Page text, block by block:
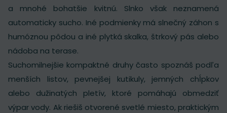
a mnohé bohatšie kvitnú. Slnko však neznamená
automaticky sucho. Iné podmienky má slnečný záhon s
humóznou pôdou a iné plytká skalka, štrkový pás alebo
nádoba na terase.
Suchomilnejšie kompaktné druhy často spoznáš podľa
menších listov, pevnejšej kutikuly, jemných chĺpkov
alebo dužinatých pletív, ktoré pomáhajú obmedziť
výpar vody. Ak riešiš otvorené svetlé miesto, praktickým